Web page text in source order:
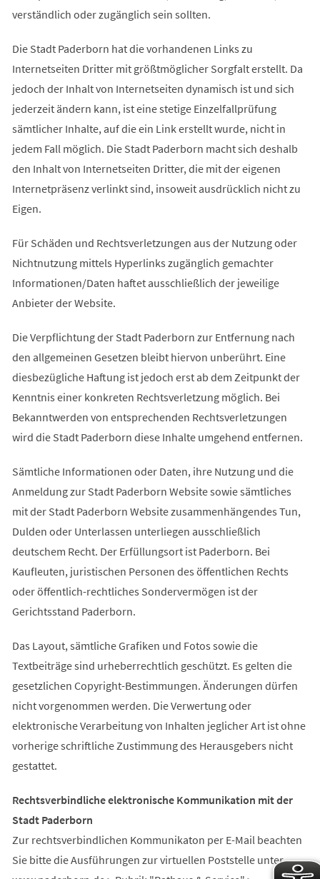
verständlich oder zugänglich sein sollten.
Die Stadt Paderborn hat die vorhandenen Links zu
Internetseiten Dritter mit größtmöglicher Sorgfalt erstellt. Da
jedoch der Inhalt von Internetseiten dynamisch ist und sich
jederzeit ändern kann, ist eine stetige Einzelfallprüfung
sämtlicher Inhalte, auf die ein Link erstellt wurde, nicht in
jedem Fall möglich. Die Stadt Paderborn macht sich deshalb
den Inhalt von Internetseiten Dritter, die mit der eigenen
Internetpräsenz verlinkt sind, insoweit ausdrücklich nicht zu
Eigen.
Für Schäden und Rechtsverletzungen aus der Nutzung oder
Nichtnutzung mittels Hyperlinks zugänglich gemachter
Informationen/Daten haftet ausschließlich der jeweilige
Anbieter der Website.
Die Verpflichtung der Stadt Paderborn zur Entfernung nach
den allgemeinen Gesetzen bleibt hiervon unberührt. Eine
diesbezügliche Haftung ist jedoch erst ab dem Zeitpunkt der
Kenntnis einer konkreten Rechtsverletzung möglich. Bei
Bekanntwerden von entsprechenden Rechtsverletzungen
wird die Stadt Paderborn diese Inhalte umgehend entfernen.
Sämtliche Informationen oder Daten, ihre Nutzung und die
Anmeldung zur Stadt Paderborn Website sowie sämtliches
mit der Stadt Paderborn Website zusammenhängendes Tun,
Dulden oder Unterlassen unterliegen ausschließlich
deutschem Recht. Der Erfüllungsort ist Paderborn. Bei
Kaufleuten, juristischen Personen des öffentlichen Rechts
oder öffentlich-rechtliches Sondervermögen ist der
Gerichtsstand Paderborn.
Das Layout, sämtliche Grafiken und Fotos sowie die
Textbeiträge sind urheberrechtlich geschützt. Es gelten die
gesetzlichen Copyright-Bestimmungen. Änderungen dürfen
nicht vorgenommen werden. Die Verwertung oder
elektronische Verarbeitung von Inhalten jeglicher Art ist ohne
vorherige schriftliche Zustimmung des Herausgebers nicht
gestattet.
Rechtsverbindliche elektronische Kommunikation mit der
Stadt Paderborn
Zur rechtsverbindlichen Kommunikaton per E-Mail beachten
Sie bitte die Ausführungen zur virtuellen Poststelle unter